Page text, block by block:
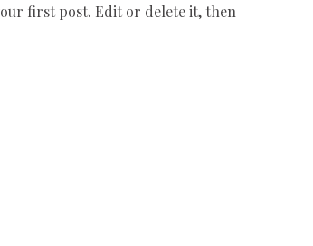
first post. Edit or delete it, then